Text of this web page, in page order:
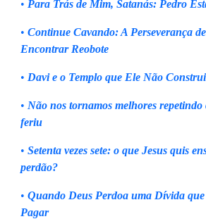
• Para Trás de Mim, Satanás: Pedro
• Continue Cavando: A Perseverança
Encontrar Reobote
• Davi e o Templo que Ele Não
• Não nos tornamos melhores
feriu
• Setenta vezes sete: o que Jesus quis
perdão?
• Quando Deus Perdoa uma Dívida
Pagar